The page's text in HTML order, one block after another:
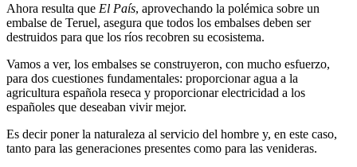
Ahora resulta que El País, aprovechando la polémica sobre un
embalse de Teruel, asegura que todos los embalses deben ser
destruidos para que los ríos recobren su ecosistema.
Vamos a ver, los embalses se construyeron, con mucho esfuerzo,
para dos cuestiones fundamentales: proporcionar agua a la
agricultura española reseca y proporcionar electricidad a los
españoles que deseaban vivir mejor.
Es decir poner la naturaleza al servicio del hombre y, en este caso,
tanto para las generaciones presentes como para las venideras.